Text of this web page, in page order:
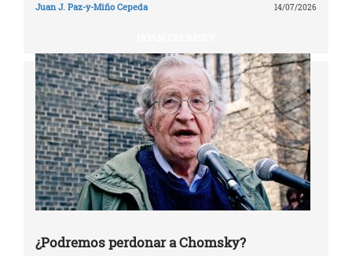
Juan J. Paz-y-Miño Cepeda 14/07/2026
¿Podremos perdonar a Chomsky?